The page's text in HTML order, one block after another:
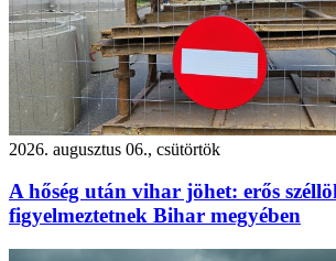
2026. augusztus 06., csütörtök
A hőség után vihar jöhet: erős
figyelmeztetnek Bihar megyében